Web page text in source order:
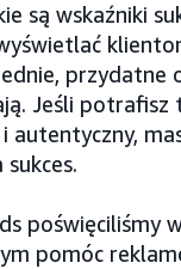
są wskaźniki
przydatne
Jeśli potrafisz
autentyczny,
poświęciliśmy
pomóc